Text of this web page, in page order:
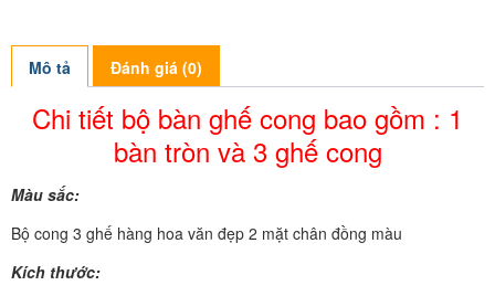
Mô tả Đánh giá (0)
Chi tiết bộ bàn ghế cong bao gồm : 1
bàn tròn và 3 ghế cong
Màu sắc:
Bộ cong 3 ghế hàng hoa văn đẹp 2 mặt chân đồng màu
Kích thước: